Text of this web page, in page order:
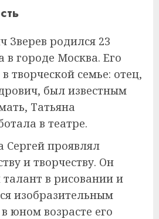
Зверев родился 23
в городе Москва. Его
творческой семье: отец,
был известным
Татьяна
в театре.
Сергей проявлял
и творчеству. Он
в рисовании и
изобразительным
юном возрасте его